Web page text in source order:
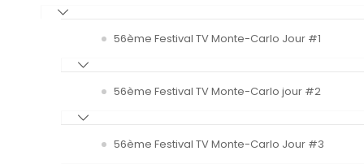
56ème Festival TV Monte-Carlo Jour #1
56ème Festival TV Monte-Carlo jour #2
56ème Festival TV Monte-Carlo Jour #3